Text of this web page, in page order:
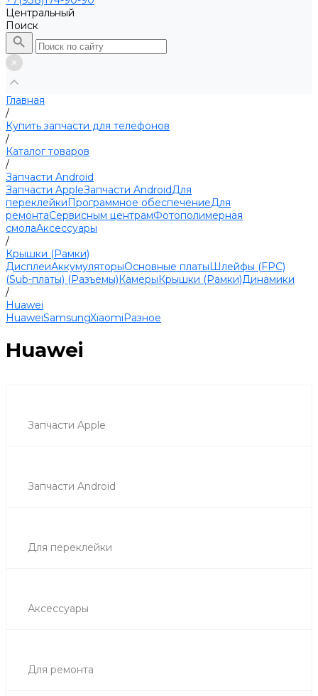
Центральный
Поиск
Главная
/
Купить запчасти для телефонов
/
Каталог товаров
/
Запчасти Android
Запчасти AppleЗапчасти AndroidДля
переклейкиПрограммное обеспечениеДля
ремонтаСервисным центрамФотополимерная
смолаАксессуары
/
Крышки (Рамки)
ДисплеиАккумуляторыОсновные платыШлейфы (FPC)
(Sub-платы) (Разъемы)КамерыКрышки (Рамки)Динамики
/
Huawei
HuaweiSamsungXiaomiРазное
Huawei
Запчасти Apple
Запчасти Android
Для переклейки
Аксессуары
Для ремонта